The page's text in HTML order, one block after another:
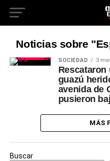
Noticias sobre
SOCIEDAD 3
Rescataron
guazú
avenida de
pusieron
MÁS
Buscar